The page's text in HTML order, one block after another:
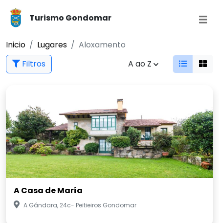
Turismo Gondomar
Inicio Lugares
Aloxamento
Filtros
A ao Z
A Casa de María
A Gándara, 24c- Peitieiros Gondomar